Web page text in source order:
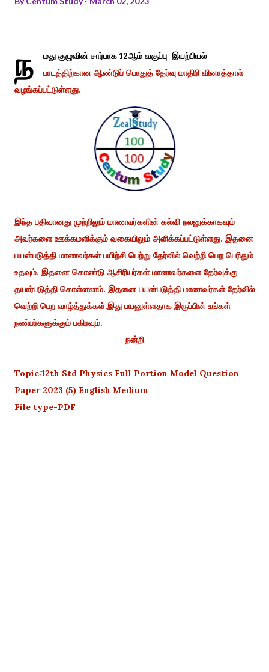
ந
மது குழுவின் சார்பாக 12ஆம் வகுப்பு இயற்பியல்
பாடத்திற்கான ஆண்டுப் பொதுத் தேர்வு மாதிரி வினாத்தாள்
வழங்கப்பட்டுள்ளது.
இந்த பதிவானது முற்றிலும் மாணவர்களின் கல்வி நலனுக்காகவும்
அவர்களை ஊக்கமளிக்கும் வகையிலும் அளிக்கப்பட்டுள்ளது. இதனை
பயன்படுத்தி மாணவர்கள் பயிற்சி பெற்று தேர்வில் வெற்றி பெற பெரிதும்
உதவும். இதனை கொண்டு ஆசிரியர்கள் மாணவர்களை தேர்வுக்கு
தயார்படுத்தி கொள்ளலாம். இதனை பயன்படுத்தி மாணவர்கள் தேர்வில்
வெற்றி பெற வாழ்த்துக்கள்.இது பயனுள்ளதாக இருப்பின் உங்கள்
நண்பர்களுக்கும் பகிரவும்.
நன்றி
Topic:12th Std Physics Full Portion Model Question
Paper 2023 (5) English Medium
File type-PDF